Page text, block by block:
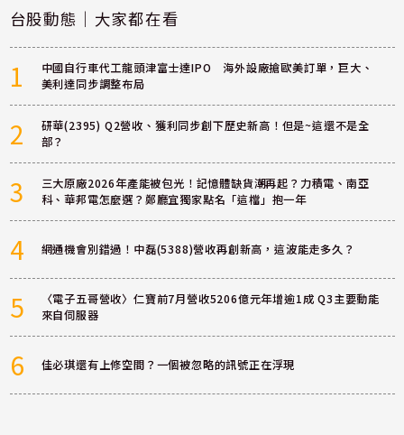
台股動態｜大家都在看
1
中國自行車代工龍頭津富士達IPO 海外設廠搶歐美訂單，巨大、
美利達同步調整布局
2
研華(2395) Q2營收、獲利同步創下歷史新高！但是~這還不是全
部？
3
三大原廠2026年產能被包光！記憶體缺貨潮再起？力積電、南亞
科、華邦電怎麼選？鄭廳宜獨家點名「這檔」抱一年
4 網通機會別錯過！中磊(5388)營收再創新高，這波能走多久？
5
〈電子五哥營收〉仁寶前7月營收5206億元年增逾1成 Q3主要動能
來自伺服器
6 佳必琪還有上修空間？一個被忽略的訊號正在浮現